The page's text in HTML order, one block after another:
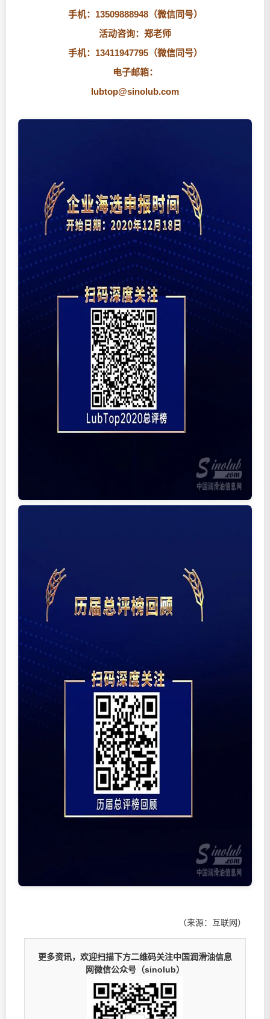
手机：13509888948（微信同号）
活动咨询：郑老师
手机：13411947795（微信同号）
电子邮箱：
lubtop@sinolub.com
（来源：互联网）
更多资讯，欢迎扫描下方二维码关注中国润滑油信息
网微信公众号（sinolub）